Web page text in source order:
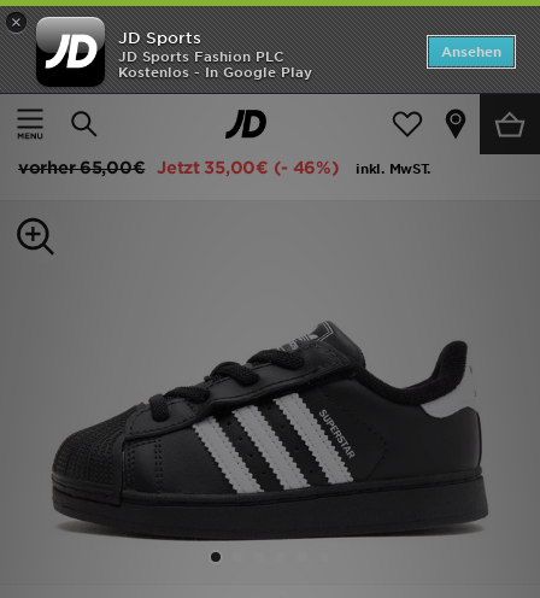
×
JD Sports
JD Sports Fashion PLC
Kostenlos - In Google Play
Ansehen
Home
Kinder Babyschuhe (Gr. 16-27) Alle Sportschuhe
adidas Originals SSTAR WHTTROSE
vorher65,00€ Jetzt 35,00€ (- 46%) inkl. MwST.
ANGEBOTE
Neuheiten
Kinder
Fußball
Sport
Lade die APP